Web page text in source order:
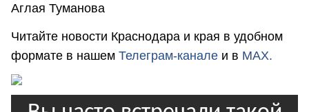
Аглая Туманова
Читайте новости Краснодара и края в удобном
формате в нашем Телеграм-канале и в MAX.